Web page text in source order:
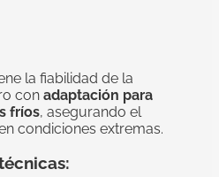
la fiabilidad de la
con adaptación para
fríos, asegurando el
condiciones extremas.